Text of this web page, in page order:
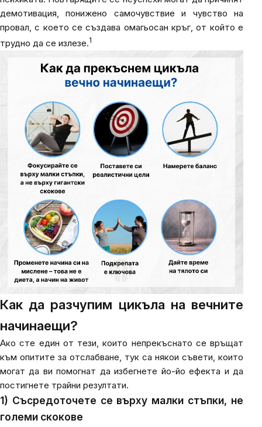
демотивация, понижено самочувствие и чувство на
провал, с което се създава омагьосан кръг, от който е
трудно да се излезе.1
Как да разчупим цикъла на вечните
начинаещи?
Ако сте един от тези, които непрекъснато се връщат
към опитите за отслабване, тук са някои съвети, които
могат да ви помогнат да избегнете йо-йо ефекта и да
постигнете трайни резултати.
1) Съсредоточете се върху малки стъпки, не
големи скокове